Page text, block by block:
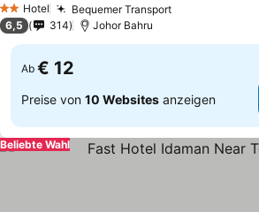
2 Sterne
Hotel Bequemer Transport
6,5 314 Johor Bahru
Ab € 12
Preise von 10 Websites anzeigen
Beliebte Wahl